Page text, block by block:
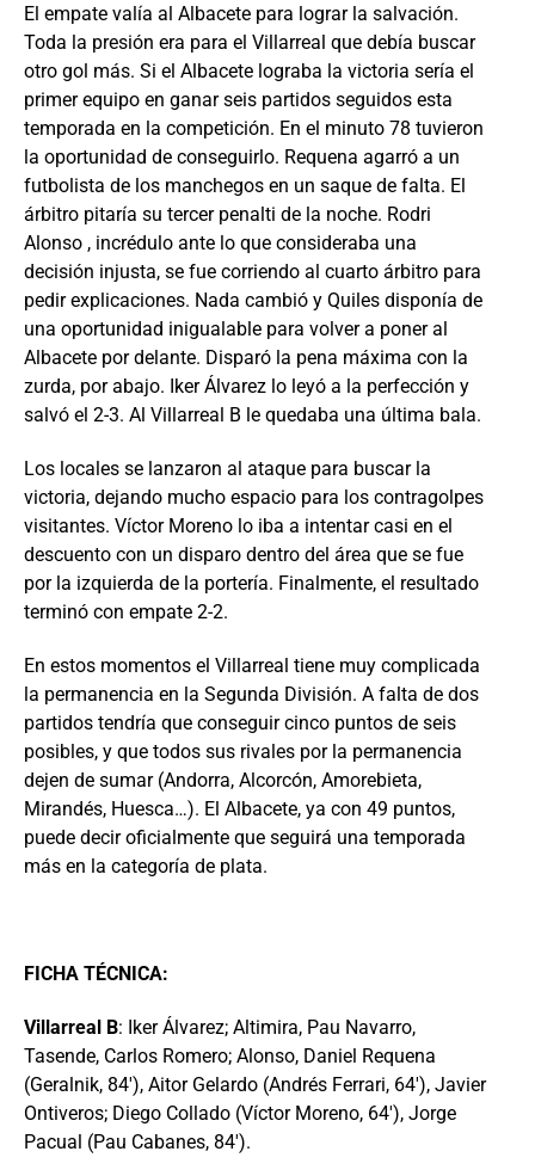
El empate valía al Albacete para lograr la salvación.
Toda la presión era para el Villarreal que debía buscar
otro gol más. Si el Albacete lograba la victoria sería el
primer equipo en ganar seis partidos seguidos esta
temporada en la competición. En el minuto 78 tuvieron
la oportunidad de conseguirlo. Requena agarró a un
futbolista de los manchegos en un saque de falta. El
árbitro pitaría su tercer penalti de la noche. Rodri
Alonso , incrédulo ante lo que consideraba una
decisión injusta, se fue corriendo al cuarto árbitro para
pedir explicaciones. Nada cambió y Quiles disponía de
una oportunidad inigualable para volver a poner al
Albacete por delante. Disparó la pena máxima con la
zurda, por abajo. Iker Álvarez lo leyó a la perfección y
salvó el 2-3. Al Villarreal B le quedaba una última bala.
Los locales se lanzaron al ataque para buscar la
victoria, dejando mucho espacio para los contragolpes
visitantes. Víctor Moreno lo iba a intentar casi en el
descuento con un disparo dentro del área que se fue
por la izquierda de la portería. Finalmente, el resultado
terminó con empate 2-2.
En estos momentos el Villarreal tiene muy complicada
la permanencia en la Segunda División. A falta de dos
partidos tendría que conseguir cinco puntos de seis
posibles, y que todos sus rivales por la permanencia
dejen de sumar (Andorra, Alcorcón, Amorebieta,
Mirandés, Huesca…). El Albacete, ya con 49 puntos,
puede decir oficialmente que seguirá una temporada
más en la categoría de plata.
FICHA TÉCNICA:
Villarreal B: Iker Álvarez; Altimira, Pau Navarro,
Tasende, Carlos Romero; Alonso, Daniel Requena
(Geralnik, 84′), Aitor Gelardo (Andrés Ferrari, 64′), Javier
Ontiveros; Diego Collado (Víctor Moreno, 64′), Jorge
Pacual (Pau Cabanes, 84′).